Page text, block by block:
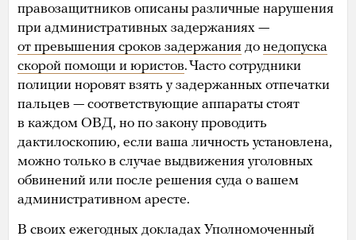
правозащитников описаны различные нарушения
при административных задержаниях —
от превышения сроков задержания до недопуска
скорой помощи и юристов. Часто сотрудники
полиции норовят взять у задержанных отпечатки
пальцев — соответствующие аппараты стоят
в каждом ОВД, но по закону проводить
дактилоскопию, если ваша личность установлена,
можно только в случае выдвижения уголовных
обвинений или после решения суда о вашем
административном аресте.
В своих ежегодных докладах Уполномоченный